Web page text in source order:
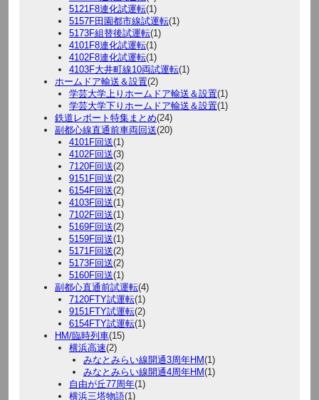
5121F8連化試運転(1)
5157F田園都市線試運転(1)
5173F組替後試運転(1)
4101F8連化試運転(1)
4102F8連化試運転(1)
4103F大井町線10両試運転(1)
ホームドア輸送＆設置(2)
学芸大学上りホームドア輸送＆設置(1)
学芸大学下りホームドア輸送＆設置(1)
鉄道レポート特集まとめ(24)
副都心線直通前車両回送(20)
4101F回送(1)
4102F回送(3)
7120F回送(2)
9151F回送(2)
6154F回送(2)
4103F回送(1)
7102F回送(1)
5169F回送(2)
5159F回送(1)
5171F回送(2)
5173F回送(2)
5160F回送(1)
副都心直通前試運転(4)
7120FTY試運転(1)
9151FTY試運転(2)
6154FTY試運転(1)
HM/臨時列車(15)
横浜高速(2)
みなとみらい線開通3周年HM(1)
みなとみらい線開通4周年HM(1)
自由が丘77周年(1)
横浜三塔物語(1)